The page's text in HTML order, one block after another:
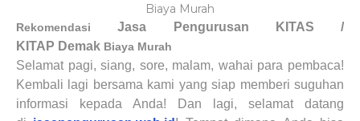
Biaya Murah
RekomendasiJasa Pengurusan KITAS /
KITAP Demak Biaya Murah
Selamat pagi, siang, sore, malam, wahai para pembaca!
Kembali lagi bersama kami yang siap memberi suguhan
informasi kepada Anda! Dan lagi, selamat datang